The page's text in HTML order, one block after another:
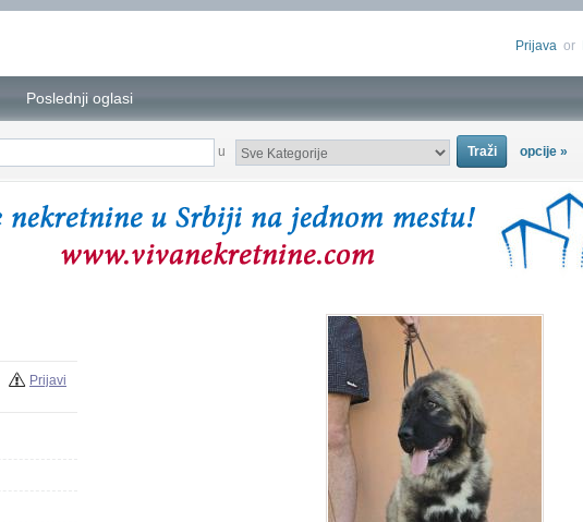
Prijava or
Poslednji oglasi
u opcije »
Prijavi